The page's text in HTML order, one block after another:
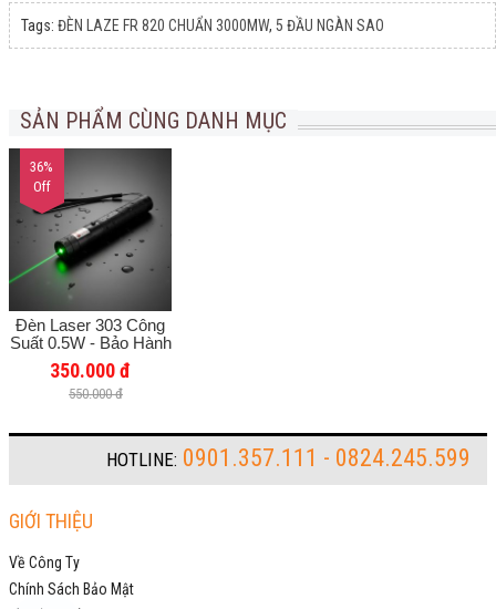
Tags: ĐÈN LAZE FR 820 CHUẨN 3000MW, 5 ĐẦU NGÀN SAO
SẢN PHẨM CÙNG DANH MỤC
36%
Off
Đèn Laser 303 Công
Suất 0.5W - Bảo Hành
Chính Hãng 12 Tháng
350.000 đ
550.000 đ
HOTLINE: 0901.357.111 - 0824.245.599
GIỚI THIỆU
Về Công Ty
Chính Sách Bảo Mật